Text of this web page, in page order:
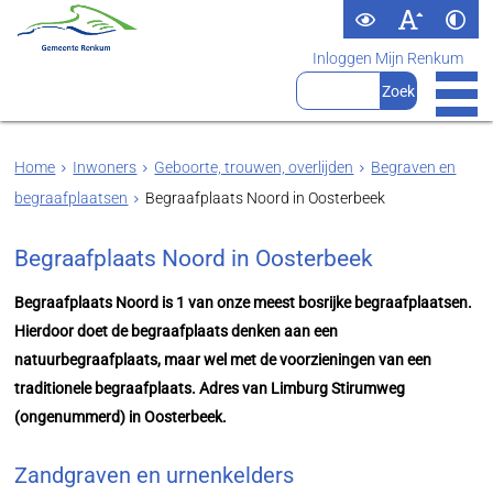
Inloggen Mijn Renkum
Home Inwoners Geboorte, trouwen, overlijden
Begraven en
begraafplaatsen
Begraafplaats Noord in Oosterbeek
Begraafplaats Noord in Oosterbeek
Begraafplaats Noord is 1 van onze meest bosrijke begraafplaatsen.
Hierdoor doet de begraafplaats denken aan een
natuurbegraafplaats, maar wel met de voorzieningen van een
traditionele begraafplaats. Adres van Limburg Stirumweg
(ongenummerd) in Oosterbeek.
Zandgraven en urnenkelders